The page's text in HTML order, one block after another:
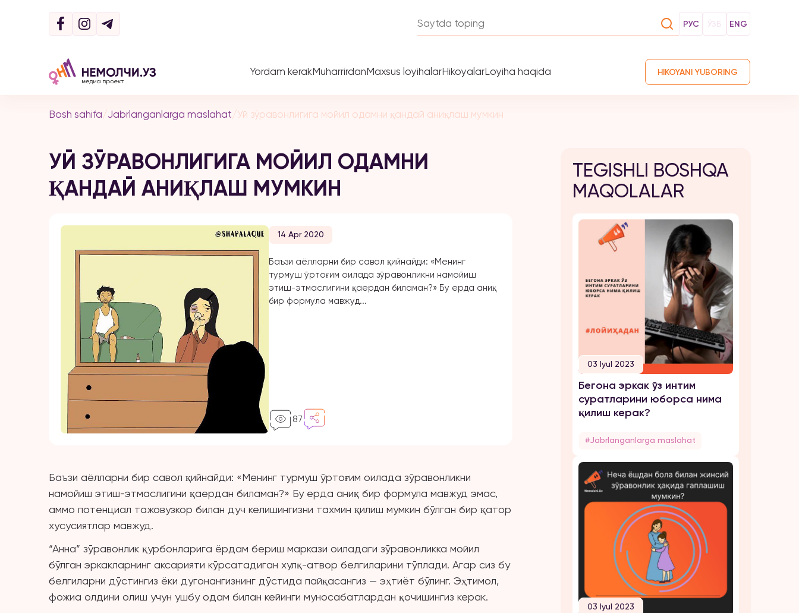
РУС ЎЗБ ENG
Yordam kerakMuharrirdanMaxsus loyihalarHikoyalarLoyiha haqida HIKOYANI YUBORING
Bosh sahifa/Jabrlanganlarga maslahat/Уй зўравонлигига мойил одамни қандай аниқлаш мумкин
УЙ ЗЎРАВОНЛИГИГА МОЙИЛ ОДАМНИ
ҚАНДАЙ АНИҚЛАШ МУМКИН
14 Apr 2020
Баъзи аёлларни бир савол қийнайди: «Менинг
турмуш ўртоғим оилада зўравонликни намойиш
этиш-этмаслигини қаердан биламан?» Бу ерда аниқ
бир формула мавжуд...
87
Баъзи аёлларни бир савол қийнайди: «Менинг турмуш ўртоғим оилада зўравонликни
намойиш этиш-этмаслигини қаердан биламан?» Бу ерда аниқ бир формула мавжуд эмас,
аммо потенциал тажовузкор билан дуч келишингизни тахмин қилиш мумкин бўлган бир қатор
хусусиятлар мавжуд.
“Анна” зўравонлик қурбонларига ёрдам бериш маркази оиладаги зўравонликка мойил
бўлган эркакларнинг аксарияти кўрсатадиган хулқ-атвор белгиларини тўплади. Агар сиз бу
белгиларни дўстингиз ёки дугонангизнинг дўстида пайқасангиз — эҳтиёт бўлинг. Эҳтимол,
фожиа олдини олиш учун ушбу одам билан кейинги муносабатлардан қочишингиз керак.
TEGISHLI BOSHQA
MAQOLALAR
03 Iyul 2023
Бегона эркак ўз интим
суратларини юборса нима
қилиш керак?
#Jabrlanganlarga maslahat
03 Iyul 2023